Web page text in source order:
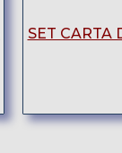
SET CARTA